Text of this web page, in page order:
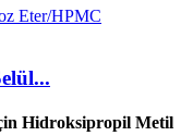
Hidroksipropil Metil